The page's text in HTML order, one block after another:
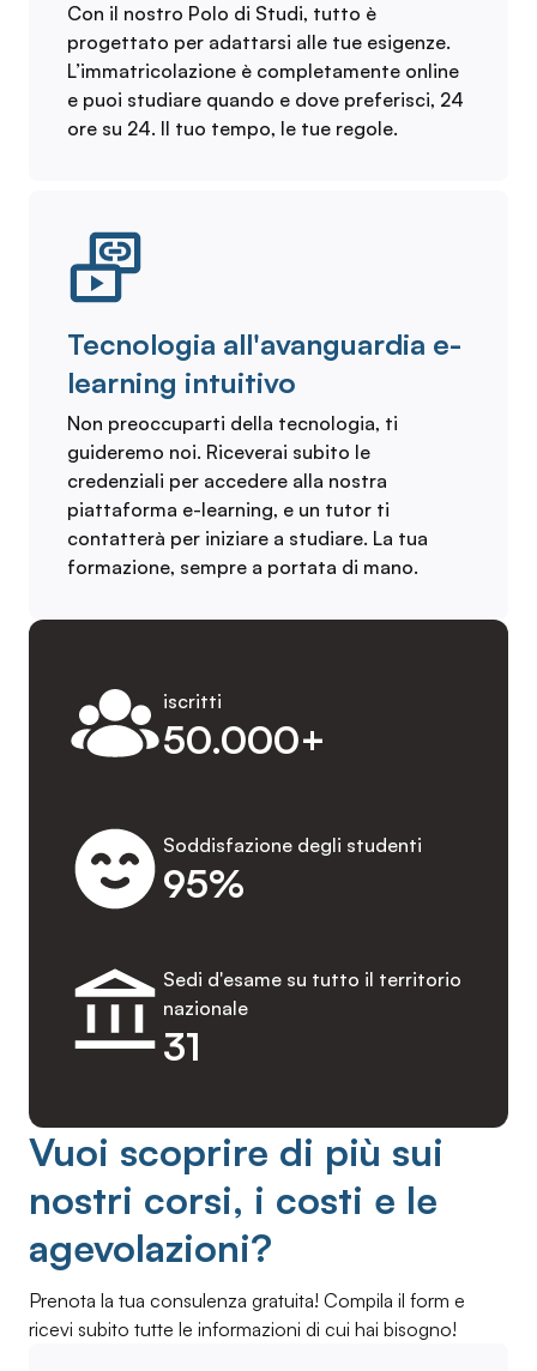
Con il nostro Polo di Studi, tutto è
progettato per adattarsi alle tue esigenze.
L’immatricolazione è completamente online
e puoi studiare quando e dove preferisci, 24
ore su 24. Il tuo tempo, le tue regole.
Tecnologia all'avanguardia e-
learning intuitivo
Non preoccuparti della tecnologia, ti
guideremo noi. Riceverai subito le
credenziali per accedere alla nostra
piattaforma e-learning, e un tutor ti
contatterà per iniziare a studiare. La tua
formazione, sempre a portata di mano.
50.000+
iscritti
95%
Soddisfazione degli studenti
31
Sedi d'esame su tutto il territorio
nazionale
Vuoi scoprire di più sui
nostri corsi, i costi e le
agevolazioni?
Prenota la tua consulenza gratuita! Compila il form e
ricevi subito tutte le informazioni di cui hai bisogno!